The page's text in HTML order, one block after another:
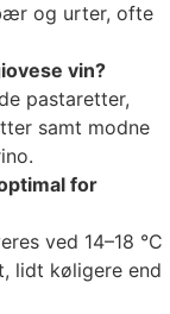
og urter, ofte
vin?
pastaretter,
samt modne
for
ved 14–18 °C
lidt køligere end